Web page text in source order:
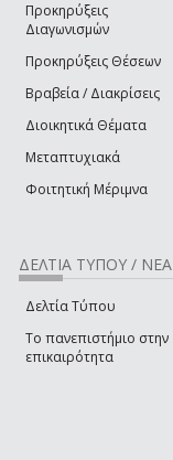
Προκηρύξεις
Διαγωνισμών
Προκηρύξεις Θέσεων
Βραβεία / Διακρίσεις
Διοικητικά Θέματα
Μεταπτυχιακά
Φοιτητική Μέριμνα
ΔΕΛΤΙΑ ΤΥΠΟΥ / ΝΕΑ
Δελτία Τύπου
Το πανεπιστήμιο στην
επικαιρότητα